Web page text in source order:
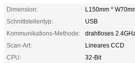
Dimension:
L150mm *
Schnittstellentyp:
USB
Kommunikations-Methode:
drahtloses
Scan-Art:
Lineares CCD
CPU:
32-Bit